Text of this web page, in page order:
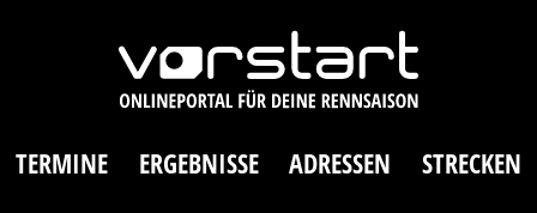
TERMINE ERGEBNISSE ADRESSEN STRECKEN